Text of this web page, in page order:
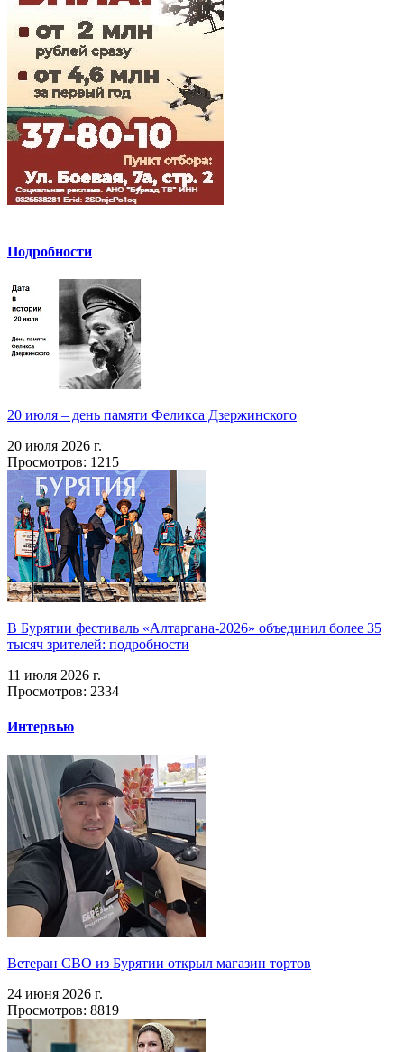
Подробности
20 июля – день памяти Феликса Дзержинского
20 июля 2026 г.
Просмотров: 1215
В Бурятии фестиваль «Алтаргана-2026» объединил более 35
тысяч зрителей: подробности
11 июля 2026 г.
Просмотров: 2334
Интервью
Ветеран СВО из Бурятии открыл магазин тортов
24 июня 2026 г.
Просмотров: 8819